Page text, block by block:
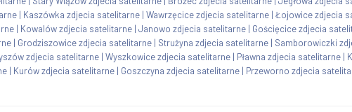
| Kaszówka zdjecia satelitarne | Wawrzęcice zdjecia satelitarne | Łojowice zdjecia
| Kowalów zdjecia satelitarne | Janowo zdjecia satelitarne | Gościęcice zdjecia
| Grodziszowice zdjecia satelitarne | Strużyna zdjecia satelitarne | Samborowiczki
zdjecia satelitarne | Wyszkowice zdjecia satelitarne | Pławna zdjecia satelitarne |
| Kurów zdjecia satelitarne | Goszczyna zdjecia satelitarne | Przeworno zdjecia